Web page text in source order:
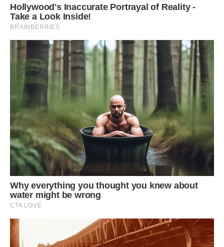
доброму, навіть намагалася полюбити її, немов рідну
доньку. Навіть відкопала в інтернеті рецепти пиріжків та
заливного, якими так славиться її мати. Антоніна навіть
перевершила. Значить, не дарма старалася.
Коли настали Новорічні свята, то Ганна Дмитрівна
вирішила подарувати синові з нареченою по светру, які
власноручно зв’язала для них. Звісно ж, із відповідним
зимовим орнаментом. Але потім почала переживати. Хіба
мало що? А раптом невістці не до душі буде? Адже в неї
ще той характер.
Але хвилювання були її марними. Невістка була в захваті
від подарунків і подякувала свекрусі за теплоту та
старання. Протягом усієї зими вона носила цей светр
практично щодня. Дуже їй подобалося ходити з
чоловіком у однаковому вбранні. Навіть якось сказала,
що вони в цьому одязі на близнюків схожі.
Потім ще свекор казав, що накаркала. Адже за кілька
місяців у пари народилися хлопчики-близнюки —
Устимчик та Матвійко.